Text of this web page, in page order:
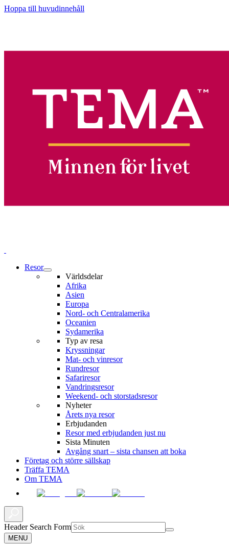
Hoppa till huvudinnehåll
Resor
Världsdelar
Afrika
Asien
Europa
Nord- och Centralamerika
Oceanien
Sydamerika
Typ av resa
Kryssningar
Mat- och vinresor
Rundresor
Safariresor
Vandringsresor
Weekend- och storstadsresor
Nyheter
Årets nya resor
Erbjudanden
Resor med erbjudanden just nu
Sista Minuten
Avgång snart – sista chansen att boka
Företag och större sällskap
Träffa TEMA
Om TEMA
Header Search Form
MENU